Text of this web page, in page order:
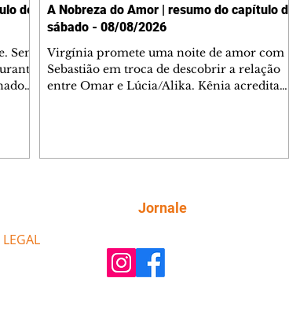
de
Sem
A Nobreza do Amor | resumo do capítulo de
sábado - 08/08/2026
Virgínia promete uma noite de amor com
Sebastião em troca de descobrir a relação
entre Omar e Lúcia/Alika. Kênia acredita
comentam sobre a possível jazida de
tungstênio na região. Virgínia provoca
Jornale